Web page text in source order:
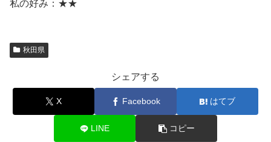
私の好み：★★
秋田県
シェアする
X Facebook はてブ
LINE コピー